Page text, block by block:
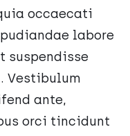
occaecati
labore
suspendisse
Vestibulum
ante,
orci tincidunt